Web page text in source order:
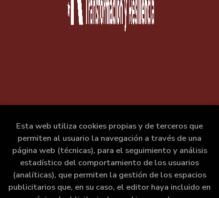
Esta web utiliza cookies propias y de terceros que
permiten al usuario la navegación a través de una
página web (técnicas), para el seguimiento y análisis
estadístico del comportamiento de los usuarios
(analíticas), que permiten la gestión de los espacios
publicitarios que, en su caso, el editor haya incluido en